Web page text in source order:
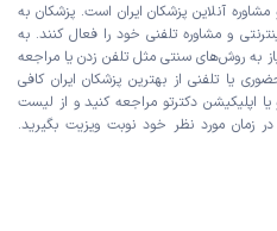
آنلاین پزشکان ایران است. پزشکان به
و مشاوره تلفنی خود را فعال کنند. به
به روش‌های سنتی مثل تلفن زدن یا مراجعه
یا تلفنی از بهترین پزشکان ایران کافی
یا اپلیکیشن دکترتو مراجعه کنید و از لیست
در زمان مورد نظر خود نوبت ویزیت بگیرید.